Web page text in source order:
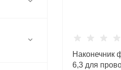
Наконечник
6,3 для